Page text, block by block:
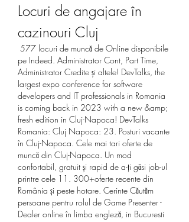
Locuri de angajare în
cazinouri Cluj
pe Indeed. Administrator Cont, Part Time,
Administrator Credite și altele! DevTalks, the
largest expo conference for software
developers and IT professionals in Romania
is coming back in 2023 with a new &amp;
fresh edition in Cluj-Napoca! DevTalks
Romania: Cluj Napoca: 23. Posturi vacante
în Cluj-Napoca. Cele mai tari oferte de
muncă din Cluj-Napoca. Un mod
confortabil, gratuit și rapid de a-ți găsi job-ul
printre cele 11. 300+oferte recente din
România și peste hotare. Cerinte Căutăm
persoane pentru rolul de Game Presenter -
Dealer online în limba engleză, in Bucuresti